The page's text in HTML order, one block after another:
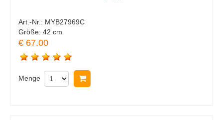
Art.-Nr.: MYB27969C
Größe: 42 cm
€ 67.00
Menge